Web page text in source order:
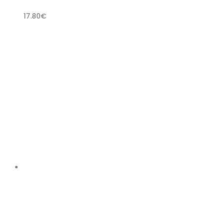
17.80€